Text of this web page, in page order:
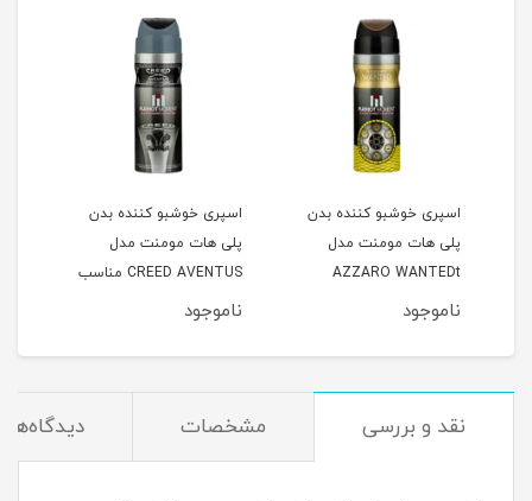
اسپری خوشبو کننده بدن
پلی هات مومنت مدل
AZZARO WANTEDt
ناموجود
اسپری خوشبو کننده بدن
پلی هات مومنت مدل
CREED AVENTUS مناسب
آقایان حجم 200 میلی لیتر
ناموجود
نقد و بررسی مشخصات دیدگاه‌ها